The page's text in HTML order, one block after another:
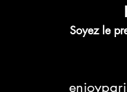
Soyez le